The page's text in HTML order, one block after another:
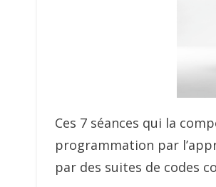
Ces 7 séances qui la
programmation par
par des suites de codes